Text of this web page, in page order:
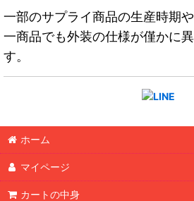
一部のサプライ商品の生産時期
一商品でも外装の仕様が僅かに
す。
ホーム
マイページ
カートの中身